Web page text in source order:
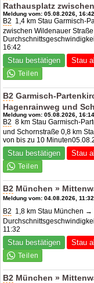
Rathausplatz
Meldung vom: 05.08.2026,
B2 1,4 km Stau Garmisch-
zwischen Wildenauer
16:42
Stau bestätigen Stau
B2 Garmisch-
Hagenrainweg und
Meldung vom: 05.08.2026,
B2 8 km Stau Garmisch-
und Schornstraße 0,8 km
von bis zu 10
Stau bestätigen Stau
B2 München »
Meldung vom: 04.08.2026,
B2 1,8 km Stau München
11:32
Stau bestätigen Stau
B2 München »